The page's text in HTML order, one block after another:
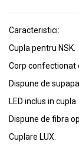
Caracteristici:
Cupla pentru NSK.
Corp confectionat
Dispune de
LED inclus in cupla.
Dispune de fibra
Cuplare LUX.